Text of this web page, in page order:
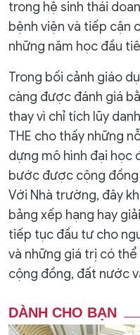
trong hệ sinh thái
bệnh viện và tiếp cận
những năm học đầu
Trong bối cảnh giáo
càng được đánh giá
thay vì chỉ tích lũy
THE cho thấy những
dựng mô hình đại học
bước được cộng
Với Nhà trường, đây
bảng xếp hạng hay
tiếp tục đầu tư cho
và những giá trị có
cộng đồng, đất nước